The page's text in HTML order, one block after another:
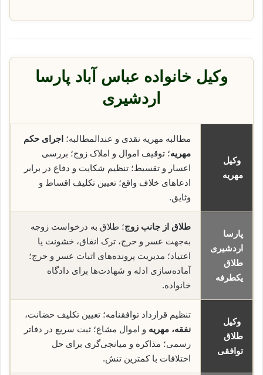
وکیل خانواده عباس آباد پارسا
اردشیری
وکیل
مهریه
مطالبه مهریه نقدی و عندالمطالبه؛ اجرای حکم
مهریه؛ توقیف اموال و املاک زوج؛ بررسی
اعسار و تقسیط؛ تنظیم شکایت و دفاع در برابر
ادعاهای خلاف واقع؛ تعیین تکلیف اقساط و
وثایق.
پارسا
اردشیری
طلاق
یکطرفه
طلاق از جانب زوج؛ طلاق به درخواست زوجه
به‌جهت عسر و حرج، ترک انفاق، خشونت یا
اعتیاد؛ مدیریت پرونده‌های اثبات عسر و حرج؛
آماده‌سازی ادله و شهادت‌ها برای دادگاه
خانواده.
وکیل
طلاق
توافقی
تنظیم قرارداد توافقنامه؛ تعیین تکلیف حضانت،
نفقه، مهریه و اموال مشاع؛ ثبت سریع در دفاتر
رسمی؛ مذاکره و میانجی‌گری برای حل
اختلافات با کمترین تنش.